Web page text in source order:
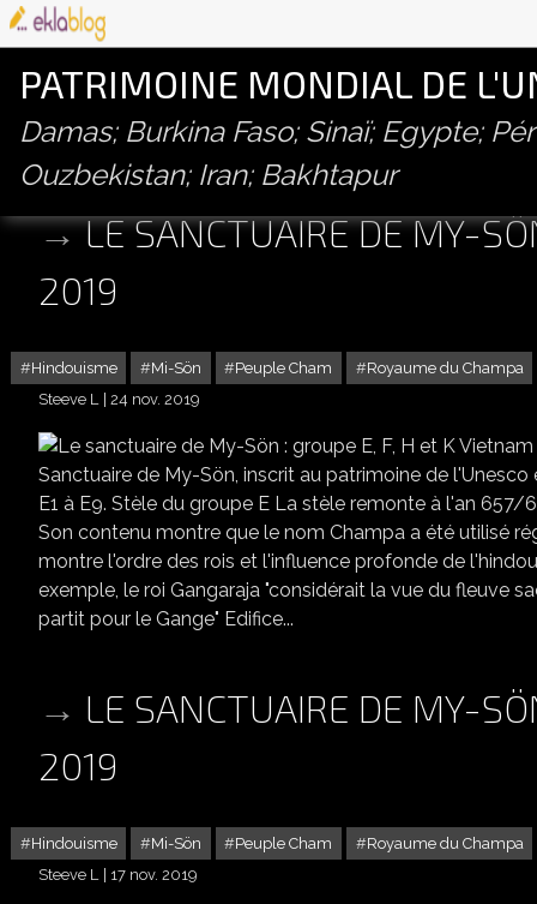
PATRIMOINE MONDIAL DE
Damas; Burkina Faso; Sinaï; Egypte;
Ouzbekistan; Iran; Bakhtapur
LE SANCTUAIRE DE MY-
2019
Hindouisme Mi-Sön Peuple Cham
Royaume du Champa
Steeve L
24 nov. 2019
Sanctuaire de My-Sön, inscrit au patrimoine de
E1 à E9. Stèle du groupe E La stèle remonte à l'an
Son contenu montre que le nom Champa a été utilisé
montre l'ordre des rois et l'influence profonde de
exemple, le roi Gangaraja "considérait la vue du fleuve
partit pour le Gange" Edifice...
LE SANCTUAIRE DE MY-
2019
Hindouisme Mi-Sön Peuple Cham
Royaume du Champa
Steeve L
17 nov. 2019